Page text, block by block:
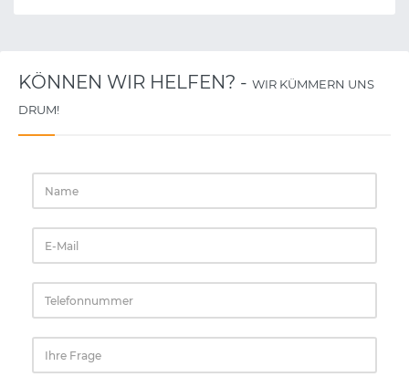
KÖNNEN WIR HELFEN? - WIR KÜMMERN UNS
DRUM!